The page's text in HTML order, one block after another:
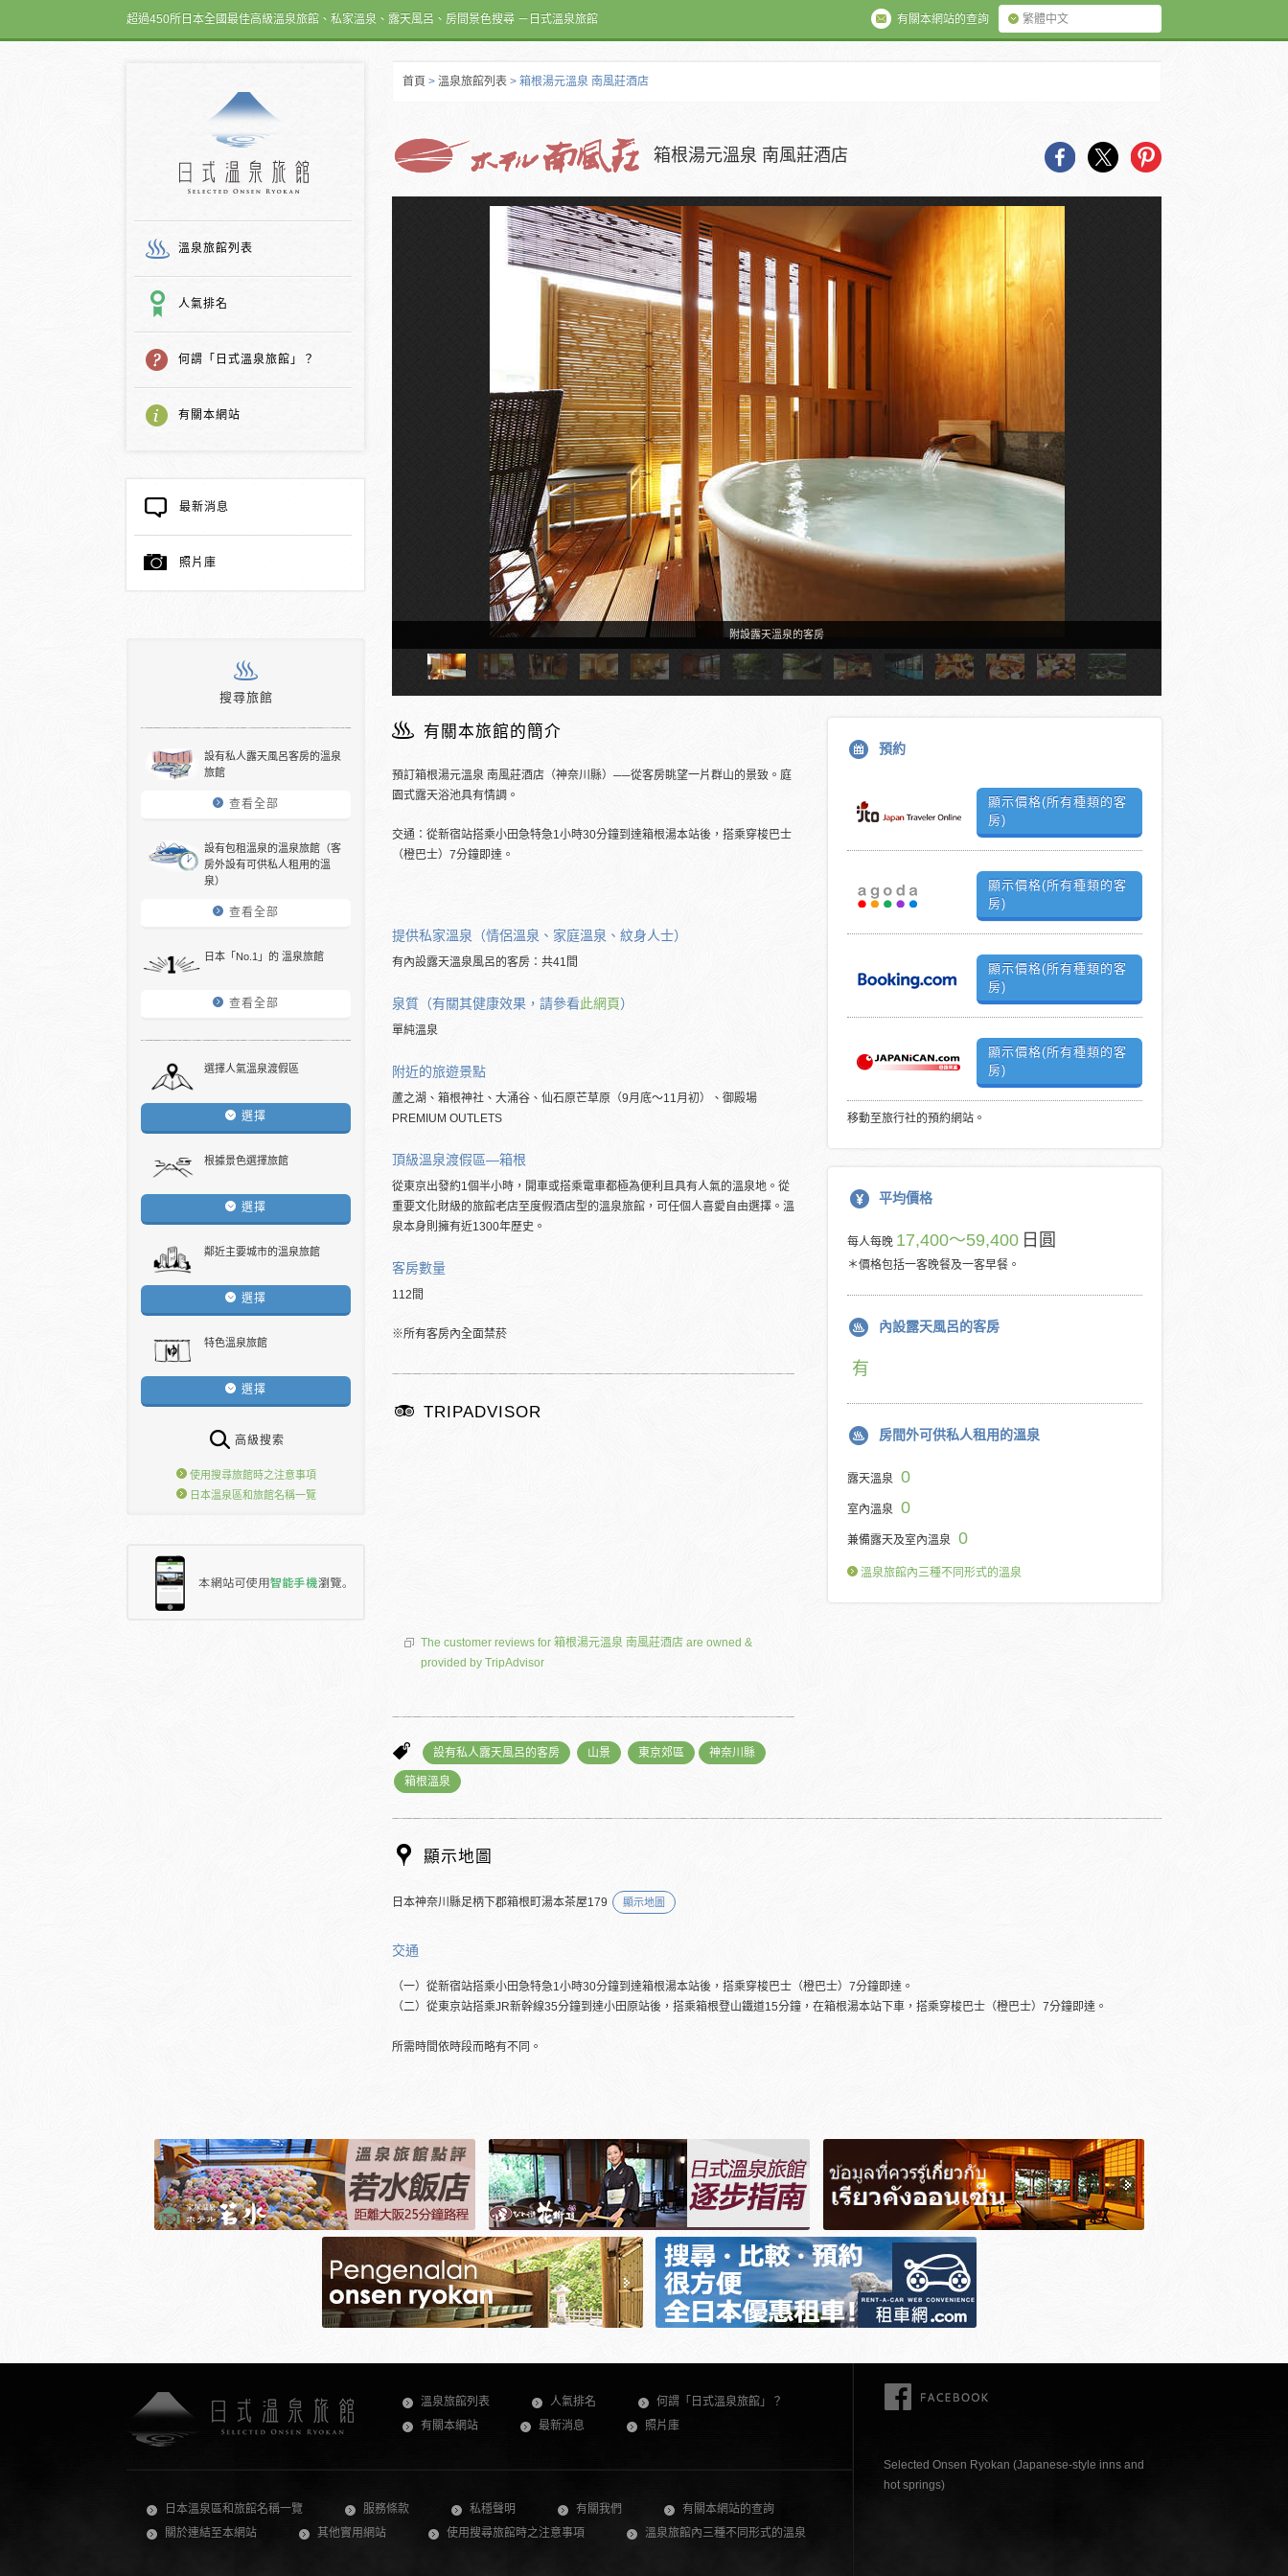
超過450所日本全國最佳高級溫泉旅館、私家溫泉、露天風呂、房間景色搜尋 －日式溫泉旅館 繁體中文
有關本網站的查詢
溫泉旅館列表
人氣排名
何謂「日式溫泉旅館」？
有關本網站
最新消息
照片庫
搜尋旅館
設有私人露天風呂客房的溫泉
旅館
查看全部
設有包租溫泉的溫泉旅館（客
房外設有可供私人租用的溫
泉）
查看全部
日本「No.1」的 溫泉旅館
查看全部
選擇人氣溫泉渡假區
選擇
根據景色選擇旅館
選擇
鄰近主要城市的溫泉旅館
選擇
特色溫泉旅館
選擇
高級搜索
使用搜尋旅館時之注意事項
日本溫泉區和旅館名稱一覽
首頁 > 溫泉旅館列表 > 箱根湯元溫泉 南風莊酒店
箱根湯元溫泉 南風莊酒店
附設露天溫泉的客房
有關本旅館的簡介
預訂箱根湯元溫泉 南風莊酒店（神奈川縣）──從客房眺望一片群山的景致。庭
園式露天浴池具有情調。
交通：從新宿站搭乘小田急特急1小時30分鐘到達箱根湯本站後，搭乘穿梭巴士
（橙巴士）7分鐘即達。
提供私家溫泉（情侶溫泉、家庭溫泉、紋身人士）
有內設露天溫泉風呂的客房：共41間
泉質（有關其健康效果，請參看此網頁）
單純溫泉
附近的旅遊景點
蘆之湖、箱根神社、大涌谷、仙石原芒草原（9月底～11月初）、御殿場
PREMIUM OUTLETS
頂級溫泉渡假區―箱根
從東京出發約1個半小時，開車或搭乘電車都極為便利且具有人氣的溫泉地。從
重要文化財級的旅館老店至度假酒店型的溫泉旅館，可任個人喜愛自由選擇。溫
泉本身則擁有近1300年歷史。
客房數量
112間
※所有客房內全面禁菸
TRIPADVISOR
The customer reviews for 箱根湯元溫泉 南風莊酒店 are owned &
provided by TripAdvisor
設有私人露天風呂的客房 山景 東京郊區 神奈川縣
箱根溫泉
預約
顯示價格(所有種類的客
房)
顯示價格(所有種類的客
房)
顯示價格(所有種類的客
房)
顯示價格(所有種類的客
房)
移動至旅行社的預約網站。
平均價格
每人每晚 17,400～59,400 日圓
＊價格包括一客晚餐及一客早餐。
內設露天風呂的客房
有
房間外可供私人租用的溫泉
露天溫泉 0
室內溫泉 0
兼備露天及室內溫泉 0
溫泉旅館內三種不同形式的溫泉
顯示地圖
日本神奈川縣足柄下郡箱根町湯本茶屋179 顯示地圖
交通
（一）從新宿站搭乘小田急特急1小時30分鐘到達箱根湯本站後，搭乘穿梭巴士（橙巴士）7分鐘即達。
（二）從東京站搭乘JR新幹線35分鐘到達小田原站後，搭乘箱根登山鐵道15分鐘，在箱根湯本站下車，搭乘穿梭巴士（橙巴士）7分鐘即達。
所需時間依時段而略有不同。
Selected Onsen Ryokan (Japanese-style inns and
hot springs)
溫泉旅館列表 人氣排名
何謂「日式溫泉旅館」？
有關本網站
最新消息 照片庫
日本溫泉區和旅館名稱一覽 服務條款 私穩聲明 有關我們
有關本網站的查詢
關於連結至本網站
其他實用網站 使用搜尋旅館時之注意事項 溫泉旅館內三種不同形式的溫泉